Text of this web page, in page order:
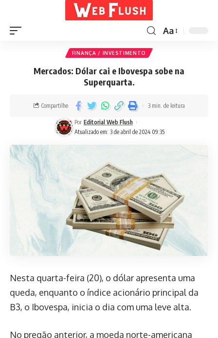
Aa
FINANÇA / INVESTIMENTO
Mercados: Dólar cai e Ibovespa sobe na
Superquarta.
Atualizado em: 3 de abril de 2024 09:35
Por Editorial Web Flush
Compartilhe 3 min. de leitura
Nesta quarta-feira (20), o dólar apresenta uma
queda, enquanto o índice acionário principal da
B3, o Ibovespa, inicia o dia com uma leve alta.
No pregão anterior, a moeda norte-americana